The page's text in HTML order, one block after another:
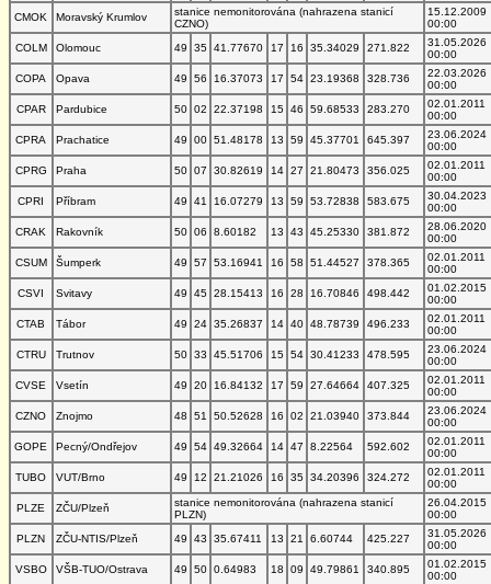
CMOK
Moravský Krumlov
stanice nemonitorována (nahrazena stanicí
CZNO)
15.12.2009
00:00
COLM
Olomouc 49 35 41.77670 17 16 35.34029 271.822
31.05.2026
00:00
COPA
Opava 49 56 16.37073 17 54 23.19368 328.736
22.03.2026
00:00
CPAR
Pardubice 50 02 22.37198 15 46 59.68533 283.270
02.01.2011
00:00
CPRA
Prachatice 49 00 51.48178 13 59 45.37701 645.397
23.06.2024
00:00
CPRG
Praha 50 07 30.82619 14 27 21.80473 356.025
02.01.2011
00:00
CPRI
Příbram 49 41 16.07279 13 59 53.72838 583.675
30.04.2023
00:00
CRAK
Rakovník 50 06 8.60182 13 43 45.25330 381.872
28.06.2020
00:00
CSUM
Šumperk 49 57 53.16941 16 58 51.44527 378.365
02.01.2011
00:00
CSVI
Svitavy 49 45 28.15413 16 28 16.70846 498.442
01.02.2015
00:00
CTAB
Tábor 49 24 35.26837 14 40 48.78739 496.233
02.01.2011
00:00
CTRU
Trutnov 50 33 45.51706 15 54 30.41233 478.595
23.06.2024
00:00
CVSE
Vsetín 49 20 16.84132 17 59 27.64664 407.325
02.01.2011
00:00
CZNO
Znojmo 48 51 50.52628 16 02 21.03940 373.844
23.06.2024
00:00
GOPE
Pecný/Ondřejov 49 54 49.32664 14 47 8.22564 592.602
02.01.2011
00:00
TUBO
VUT/Brno 49 12 21.21026 16 35 34.20396 324.272
02.01.2011
00:00
PLZE
ZČU/Plzeň
stanice nemonitorována (nahrazena stanicí
PLZN)
26.04.2015
00:00
PLZN
ZČU-NTIS/Plzeň 49 43 35.67411 13 21 6.60744 425.227
31.05.2026
00:00
VSBO
VŠB-TUO/Ostrava 49 50 0.64983 18 09 49.79861 340.895
01.02.2015
00:00